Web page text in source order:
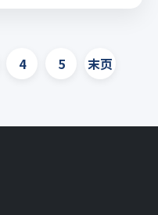
4 5 末页